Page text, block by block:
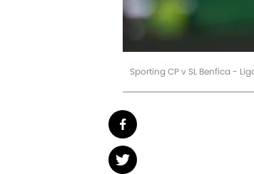
Sporting CP v SL Benfica -